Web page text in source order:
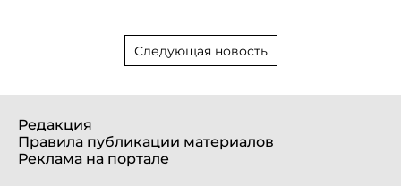
Следующая новость
Редакция
Правила публикации материалов
Реклама на портале